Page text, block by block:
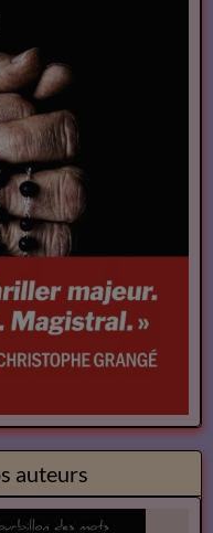
auteurs